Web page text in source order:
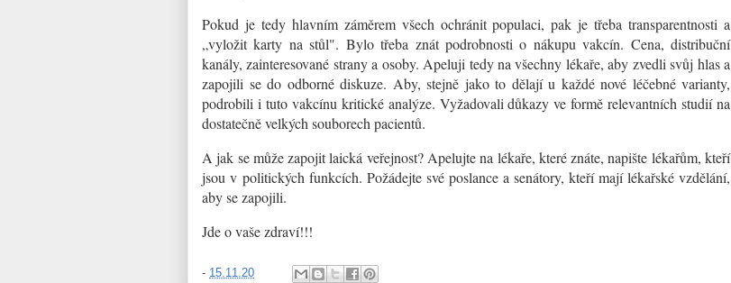
Pokud je tedy hlavním záměrem všech ochránit populaci, pak je třeba transparentnosti a
„vyložit karty na stůl". Bylo třeba znát podrobnosti o nákupu vakcín. Cena, distribuční
kanály, zainteresované strany a osoby. Apeluji tedy na všechny lékaře, aby zvedli svůj hlas a
zapojili se do odborné diskuze. Aby, stejně jako to dělají u každé nové léčebné varianty,
podrobili i tuto vakcínu kritické analýze. Vyžadovali důkazy ve formě relevantních studií na
dostatečně velkých souborech pacientů.
A jak se může zapojit laická veřejnost? Apelujte na lékaře, které znáte, napište lékařům, kteří
jsou v politických funkcích. Požádejte své poslance a senátory, kteří mají lékařské vzdělání,
aby se zapojili.
Jde o vaše zdraví!!!
- 15.11.20